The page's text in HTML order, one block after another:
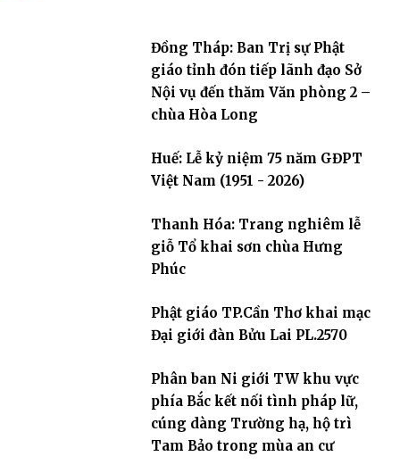
Đồng Tháp: Ban Trị sự Phật
giáo tỉnh đón tiếp lãnh đạo Sở
Nội vụ đến thăm Văn phòng 2 –
chùa Hòa Long
Huế: Lễ kỷ niệm 75 năm GĐPT
Việt Nam (1951 - 2026)
Thanh Hóa: Trang nghiêm lễ
giỗ Tổ khai sơn chùa Hưng
Phúc
Phật giáo TP.Cần Thơ khai mạc
Đại giới đàn Bửu Lai PL.2570
Phân ban Ni giới TW khu vực
phía Bắc kết nối tình pháp lữ,
cúng dàng Trường hạ, hộ trì
Tam Bảo trong mùa an cư